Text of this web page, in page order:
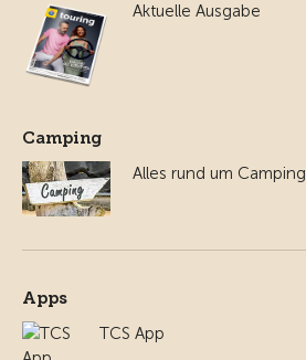
Aktuelle Ausgabe
Camping
Alles rund um Camping
Apps
TCS App